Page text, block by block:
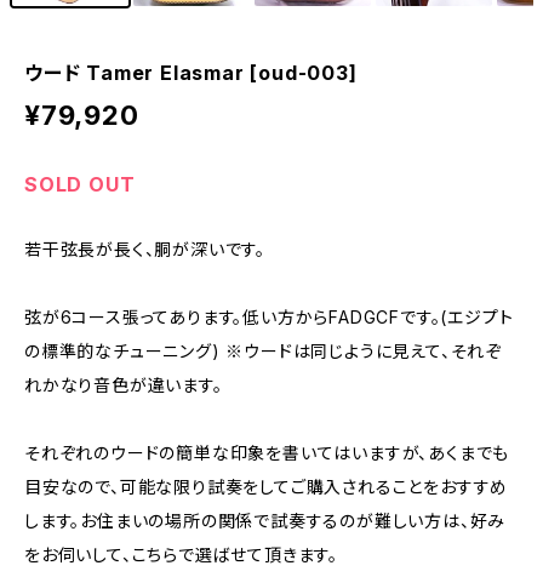
ウード Tamer Elasmar [oud-003]
¥79,920
SOLD OUT
若干弦長が長く、胴が深いです。
弦が6コース張ってあります。低い方からFADGCFです。(エジプト
の標準的なチューニング) ※ウードは同じように見えて、それぞ
れかなり音色が違います。
それぞれのウードの簡単な印象を書いてはいますが、あくまでも
目安なので、可能な限り試奏をしてご購入されることをおすすめ
します。お住まいの場所の関係で試奏するのが難しい方は、好み
をお伺いして、こちらで選ばせて頂きます。